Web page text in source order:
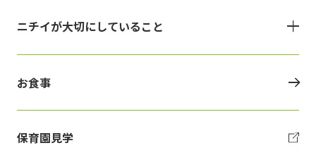
ニチイが大切にしていること
お食事
保育園見学